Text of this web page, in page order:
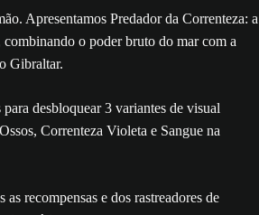
Apresentamos Predador da Correnteza: a
o poder bruto do mar com a
Gibraltar.
desbloquear 3 variantes de visual
Correnteza Violeta e Sangue na